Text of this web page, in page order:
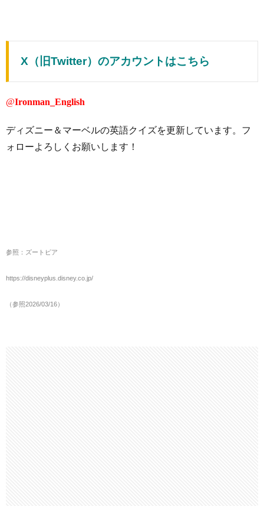
X（旧Twitter）のアカウントはこちら
@Ironman_English
ディズニー＆マーベルの英語クイズを更新しています。フ
ォローよろしくお願いします！
参照：ズートピア
https://disneyplus.disney.co.jp/
（参照2026/03/16）